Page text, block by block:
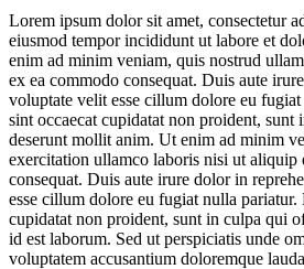
Lorem ipsum dolor sit amet, consectetur
eiusmod tempor incididunt ut labore et
enim ad minim veniam, quis nostrud
ex ea commodo consequat. Duis aute
voluptate velit esse cillum dolore eu
sint occaecat cupidatat non proident,
deserunt mollit anim. Ut enim ad minim
exercitation ullamco laboris nisi ut aliquip
consequat. Duis aute irure dolor in
esse cillum dolore eu fugiat nulla pariatur.
cupidatat non proident, sunt in culpa qui
id est laborum. Sed ut perspiciatis unde
voluptatem accusantium doloremque